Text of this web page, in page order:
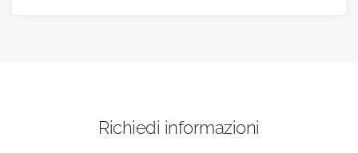
Richiedi informazioni